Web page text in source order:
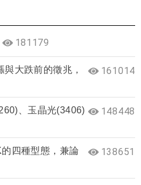
181179
與大跌前的徵兆，
161014
、玉晶光(3406)
148448
四種型態，兼論
138651